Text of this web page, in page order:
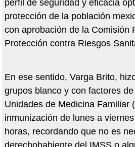
perfil de seguridad y eficacia
protección de la población
con aprobación de la Comisión
Protección contra Riesgos
En ese sentido, Varga Brito,
grupos blanco y con factores
Unidades de Medicina Familiar
inmunización de lunes a
horas, recordando que no es